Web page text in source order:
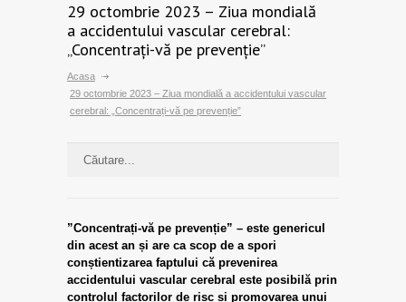
29 octombrie 2023 – Ziua mondială
a accidentului vascular cerebral:
„Concentrați-vă pe prevenție”
Acasa
29 octombrie 2023 – Ziua mondială a accidentului vascular
cerebral: „Concentrați-vă pe prevenție”
”Concentrați-vă pe prevenție” – este genericul
din acest an și are ca scop de a spori
conștientizarea faptului că prevenirea
accidentului vascular cerebral este posibilă prin
controlul factorilor de risc și promovarea unui